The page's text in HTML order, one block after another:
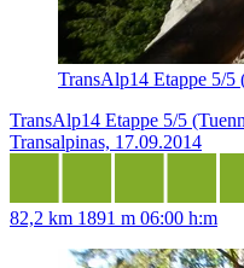
TransAlp14 Etappe 5/5
TransAlp14 Etappe 5/5
Transalpinas, 17.09.2014
82,2 km 1891 m 06:00 h:m